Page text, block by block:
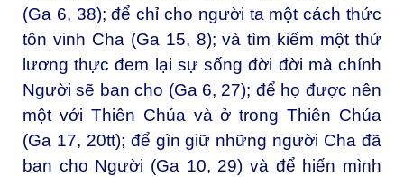
(Ga 6, 38); để chỉ cho người ta một cách thức
tôn vinh Cha (Ga 15, 8); và tìm kiếm một thứ
lương thực đem lại sự sống đời đời mà chính
Người sẽ ban cho (Ga 6, 27); để họ được nên
một với Thiên Chúa và ở trong Thiên Chúa
(Ga 17, 20tt); để gìn giữ những người Cha đã
ban cho Người (Ga 10, 29) và để hiến mình